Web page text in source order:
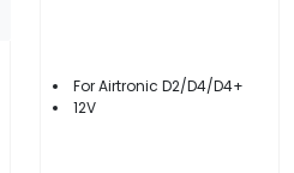
For Airtronic D2/D4/D4+
12V